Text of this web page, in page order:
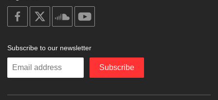
on
facebook
soundcloud
Subscribe to our newsletter
Enter
Subscribe